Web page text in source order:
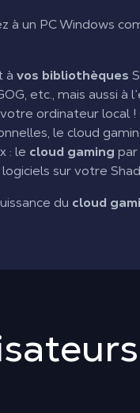
à un PC Windows
à vos bibliothèques
etc., mais aussi à
ordinateur local
le cloud
: le cloud gaming par
sur votre
du cloud